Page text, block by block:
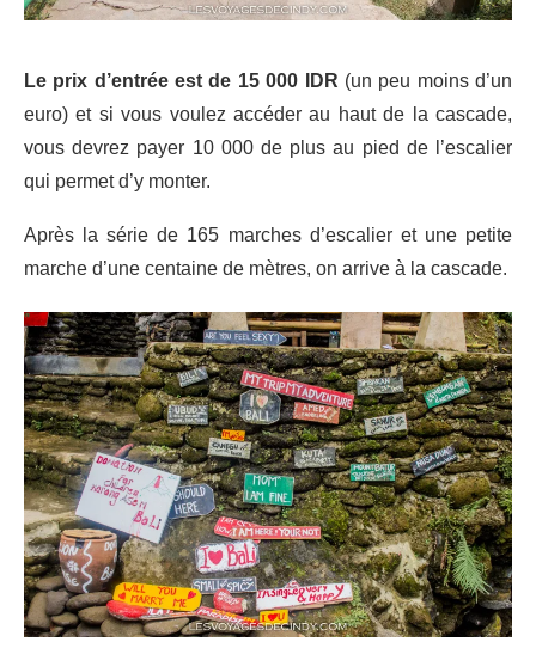
Le prix d’entrée est de 15 000 IDR (un peu moins d’un
euro) et si vous voulez accéder au haut de la cascade,
vous devrez payer 10 000 de plus au pied de l’escalier
qui permet d’y monter.
Après la série de 165 marches d’escalier et une petite
marche d’une centaine de mètres, on arrive à la cascade.